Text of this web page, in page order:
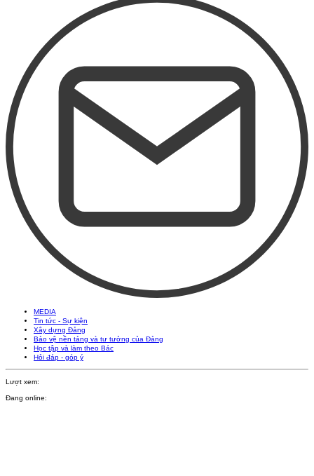
MEDIA
Tin tức - Sự kiện
Xây dựng Đảng
Bảo vệ nền tảng và tư tưởng của Đảng
Học tập và làm theo Bác
Hỏi đáp - góp ý
Lượt xem:
Đang online: